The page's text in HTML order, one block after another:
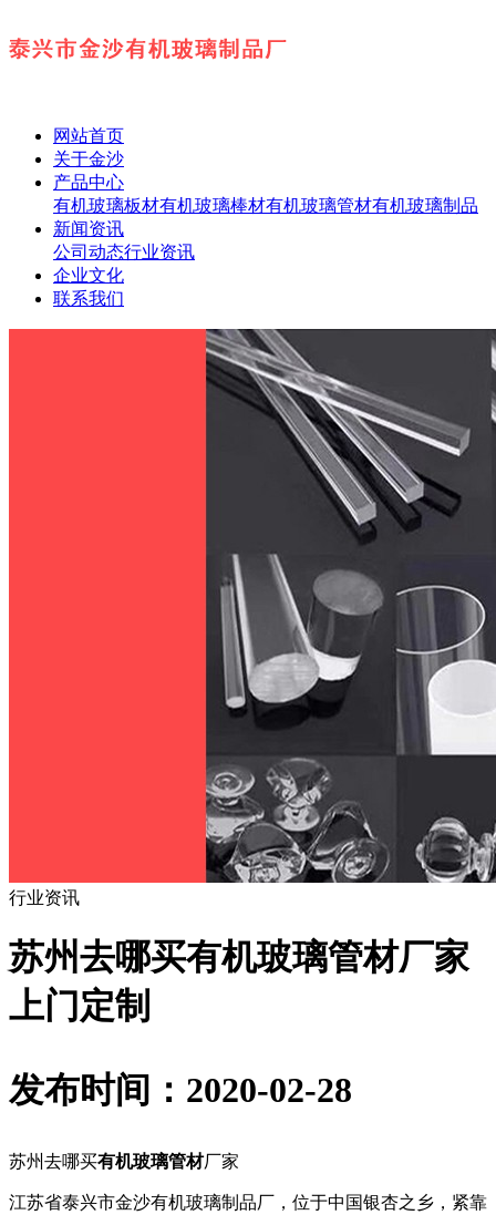
网站首页
关于金沙
产品中心
有机玻璃板材有机玻璃棒材有机玻璃管材有机玻璃制品
新闻资讯
公司动态行业资讯
企业文化
联系我们
行业资讯
苏州去哪买有机玻璃管材厂家
上门定制
发布时间：2020-02-28
苏州去哪买有机玻璃管材厂家
江苏省泰兴市金沙有机玻璃制品厂，位于中国银杏之乡，紧靠